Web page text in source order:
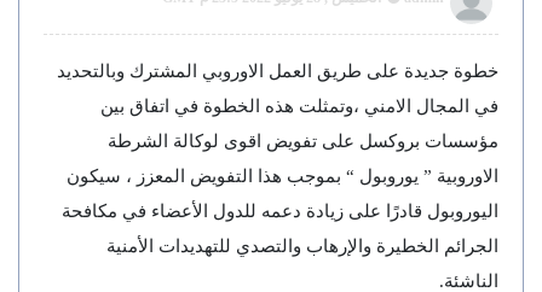
خطوة جديدة على طريق العمل الاوروبي المشترك وبالتحديد
في المجال الامني ،وتمثلت هذه الخطوة في اتفاق بين
مؤسسات بروكسل على تفويض اقوى لوكالة الشرطة
الاوروبية ” يوروبول “ بموجب هذا التفويض المعزز ، سيكون
اليوروبول قادرًا على زيادة دعمه للدول الأعضاء في مكافحة
الجرائم الخطيرة والإرهاب والتصدي للتهديدات الأمنية
الناشئة.